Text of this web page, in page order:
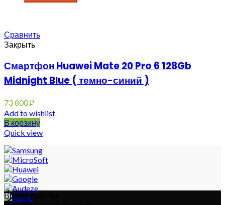
Сравнить
Закрыть
Смартфон Huawei Mate 20 Pro 6 128Gb
Midnight Blue ( темно-синий )
73 800₽
Add to wishlist
В корзину
Quick view
Время работы: